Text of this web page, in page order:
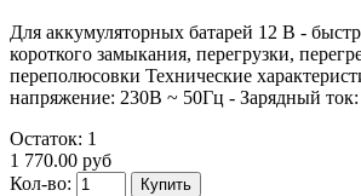
Для аккумуляторных батарей 12 В -
короткого замыкания, перегрузки,
переполюсовки Технические
напряжение: 230В ~ 50Гц - Зарядный ток:
Остаток: 1
1 770.00 руб
Кол-во: